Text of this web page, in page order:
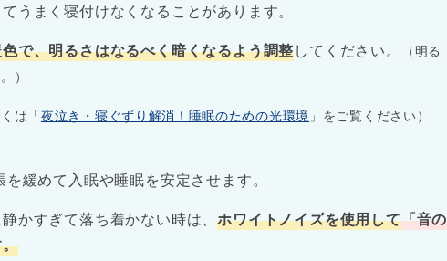
うまく寝付けなくなることがあります。
で、明るさはなるべく暗くなるよう調整してください。
（明る
）
は「夜泣き・寝ぐずり解消！睡眠のための光環境 」をご覧ください）
緩めて入眠や睡眠を安定させます。
かすぎて落ち着かない時は、ホワイトノイズを使用して「音の
。